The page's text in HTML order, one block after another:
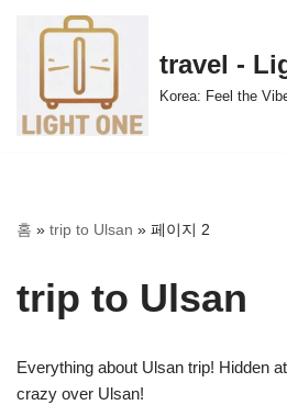
츠
로
기
travel -
Korea: Feel the
홈 » trip to Ulsan » 페이지 2
trip to Ulsan
Everything about Ulsan trip! Hidden
crazy over Ulsan!